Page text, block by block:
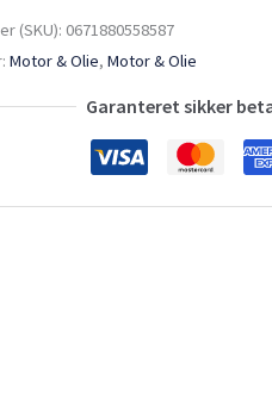
(SKU): 0671880558587
Motor & Olie,Motor & Olie
Garanteret sikker